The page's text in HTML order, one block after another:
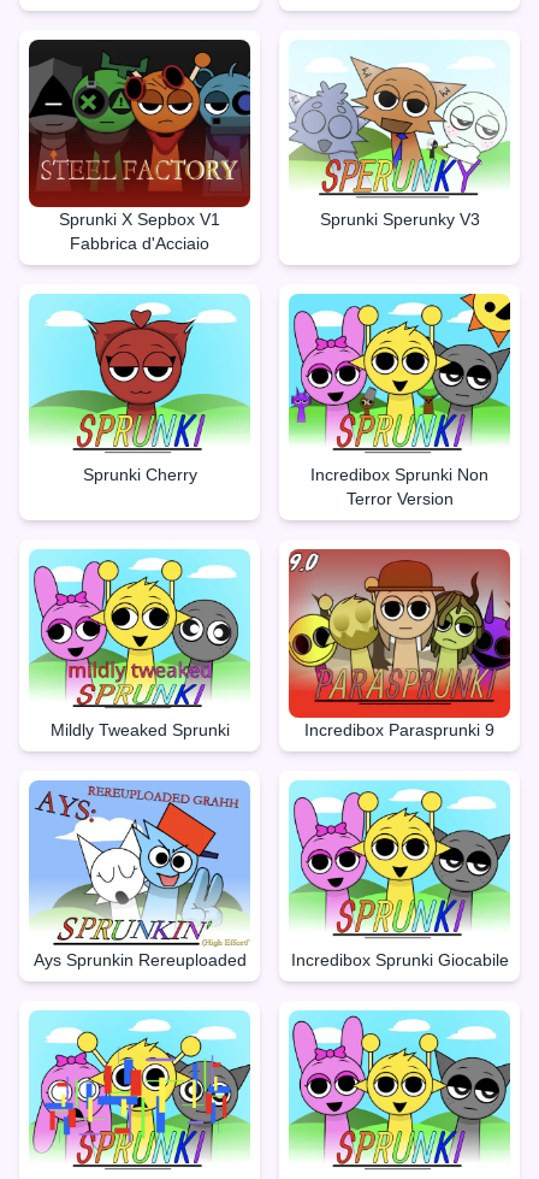
Sprunki X Sepbox V1
Fabbrica d'Acciaio
Sprunki Sperunky V3
Sprunki Cherry
Incredibox Sprunki Non
Terror Version
Mildly Tweaked Sprunki Incredibox Parasprunki 9
Ays Sprunkin Rereuploaded Incredibox Sprunki Giocabile